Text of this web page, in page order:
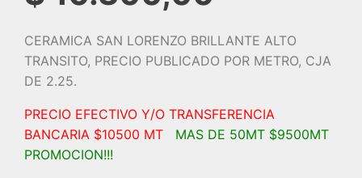
CERAMICA SAN LORENZO BRILLANTE ALTO
TRANSITO, PRECIO PUBLICADO POR METRO, CJA
DE 2.25.
PRECIO EFECTIVO Y/O TRANSFERENCIA
BANCARIA $10500 MT MAS DE 50MT $9500MT
PROMOCION!!!